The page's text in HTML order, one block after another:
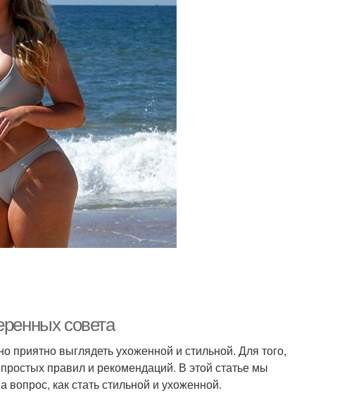
совета
приятно выглядеть ухоженной и стильной. Для того,
правил и рекомендаций. В этой статье мы
вопрос, как стать стильной и ухоженной.